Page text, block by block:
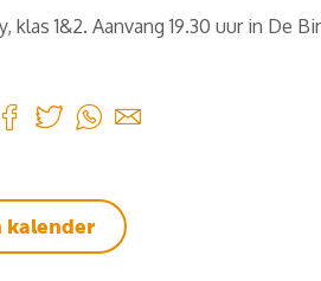
klas 1&2. Aanvang 19.30 uur in De
kalender